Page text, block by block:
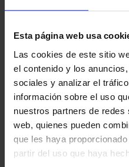
Esta página web usa
Las cookies de este sitio
el contenido y los
sociales y analizar el
información sobre el uso
nuestros partners de
web, quienes pueden
que les haya
partir del uso que haya
1 Productos encontrados